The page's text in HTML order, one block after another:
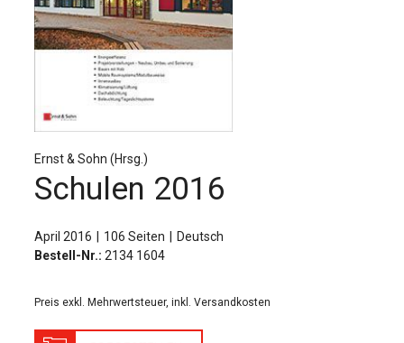
Werben
Service
Für Autor:innen
Verlag
Sprache / Language: DE Sprache / Language: EN
Ernst & Sohn (Hrsg.)
Schulen 2016
April 2016 106 Seiten
Deutsch
Bestell-Nr.: 2134 1604
Preis exkl. Mehrwertsteuer, inkl. Versandkosten